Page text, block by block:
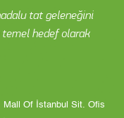
tat geleneğini
temel hedef olarak
Mall Of İstanbul Sit. Ofis